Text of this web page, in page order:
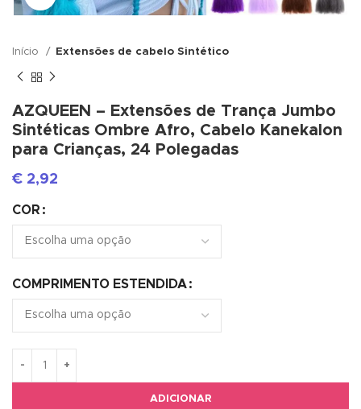
Início Extensões de cabelo Sintético
AZQUEEN – Extensões de Trança Jumbo
Sintéticas Ombre Afro, Cabelo Kanekalon
para Crianças, 24 Polegadas
€ 2,92
COR
COMPRIMENTO ESTENDIDA
ADICIONAR